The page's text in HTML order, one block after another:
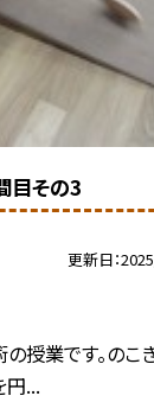
目その3
更新日
授業です。のこぎ
円...